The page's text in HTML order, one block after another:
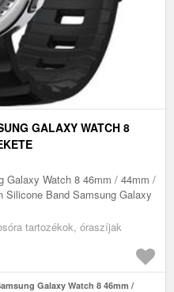
GALAXY WATCH 8
Galaxy Watch 8 46mm / 44mm /
Band Samsung Galaxy
tartozékok, óraszíjak
Galaxy Watch 8 46mm /